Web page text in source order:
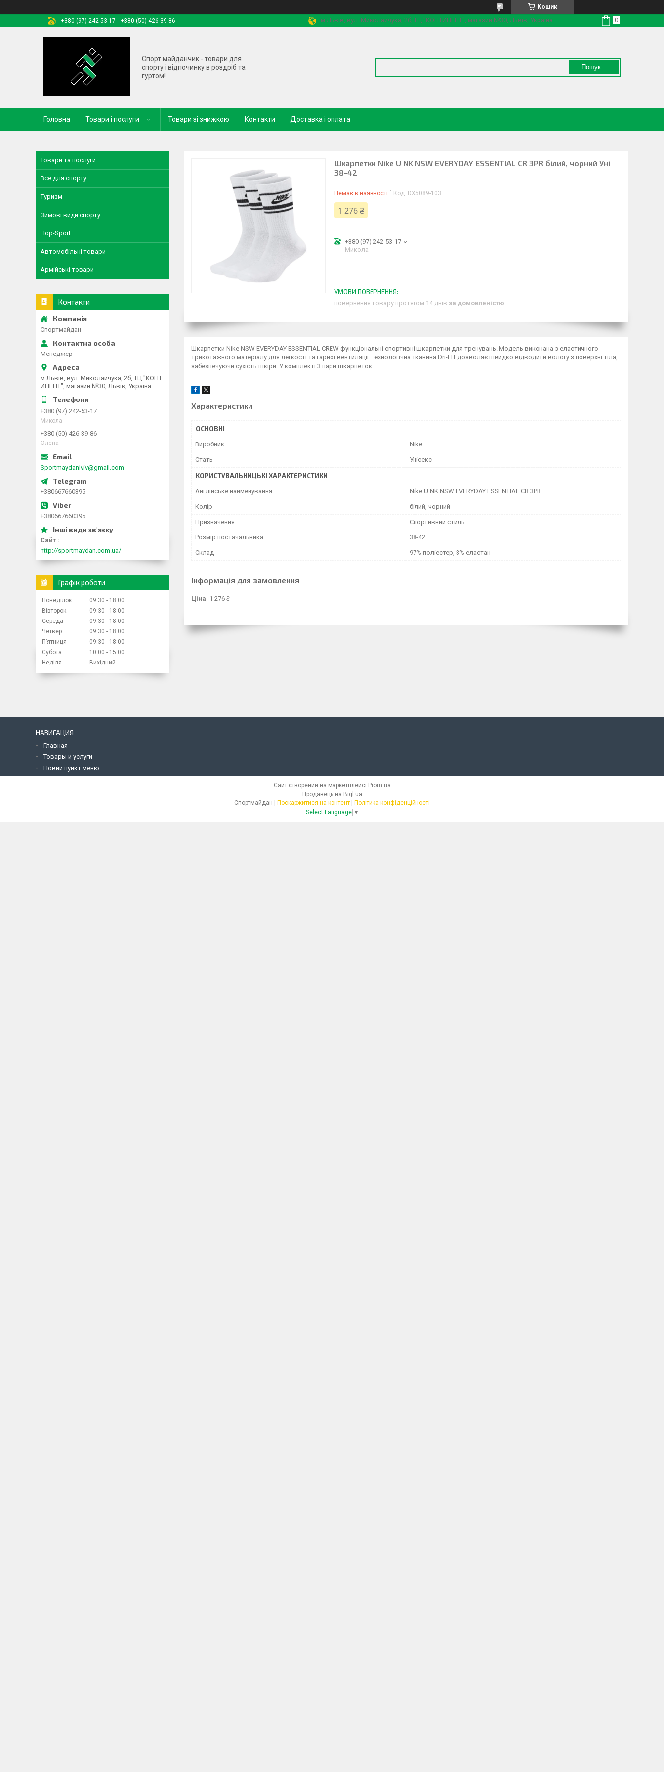
Кошик
+380 (97) 242-53-17
+380 (50) 426-39-86 м.Львів, вул. Миколайчука, 2б, ТЦ "КОНТИНЕНТ", магазин №30, Львів, Україна
Спорт майданчик - товари для
спорту і відпочинку в роздріб та
гуртом!
Пошук...
Головна Товари і послуги Товари зі знижкою Контакти Доставка і оплата
Шкарпетки Nike U NK NSW EVERYDAY ESSENTIAL CR 3PR білий, чорний Уні
38-42
Немає в наявності Код: DX5089-103
1 276 ₴
+380 (97) 242-53-17
Микола
повернення товару протягом 14 днів за домовленістю
Шкарпетки Nike NSW EVERYDAY ESSENTIAL CREW функціональні спортивні шкарпетки для тренувань. Модель виконана з еластичного
трикотажного матеріалу для легкості та гарної вентиляції. Технологічна тканина Dri-FIT дозволяє швидко відводити вологу з поверхні тіла,
забезпечуючи сухість шкіри. У комплекті 3 пари шкарпеток.
Характеристики
ОСНОВНІ
Виробник Nike
Стать Унісекс
КОРИСТУВАЛЬНИЦЬКІ ХАРАКТЕРИСТИКИ
Англійське найменування Nike U NK NSW EVERYDAY ESSENTIAL CR 3PR
Колір білий, чорний
Призначення Спортивний стиль
Розмір постачальника 38-42
Склад 97% поліестер, 3% еластан
Інформація для замовлення
Ціна: 1 276 ₴
Товари та послуги
Все для спорту
Туризм
Зимові види спорту
Hop-Sport
Автомобільні товари
Армійські товари
Контакти
Спортмайдан
Менеджер
м.Львів, вул. Миколайчука, 2б, ТЦ "КОНТ
ИНЕНТ", магазин №30, Львів, Україна
+380 (97) 242-53-17
Микола
+380 (50) 426-39-86
Олена
Sportmaydanlviv@gmail.com
+380667660395
+380667660395
Сайт
http://sportmaydan.com.ua/
Графік роботи
Понеділок 09:30
18:00
Вівторок
09:30
18:00
Середа
09:30
18:00
Четвер
09:30
18:00
Пʼятниця
09:30
18:00
Субота
10:00
15:00
Неділя
Вихідний
НАВИГАЦИЯ
Главная
Товары и услуги
Новий пункт меню
Сайт створений на маркетплейсі Prom.ua
Продавець на Bigl.ua
Поскаржитися на контент
Політика конфіденційності
Select Language ▼